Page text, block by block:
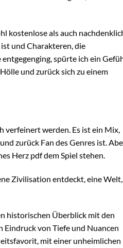
kostenlose als auch
und Charakteren, die
spürte ich ein
und zurück sich zu einem
verfeinert werden. Es ist ein Mix,
zurück Fan des Genres ist.
Herz pdf dem Spiel stehen.
Zivilisation entdeckt, eine
historischen Überblick mit den
Eindruck von Tiefe und Nuancen
mit einer unheimlichen